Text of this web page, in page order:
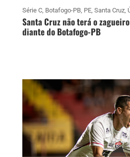
Série C, Botafogo-PB, PE, Santa Cruz,
Santa Cruz não terá o
diante do Botafogo-PB